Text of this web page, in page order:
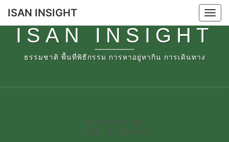
Skip
to
content
ISAN INSIGHT
ISAN INSIGHT
ธรรมชาติ พื้นที่พิธีกรรม การหาอยู่หากิน การเดินทาง
Browsed By
Tag:
ฌาปนกิจ